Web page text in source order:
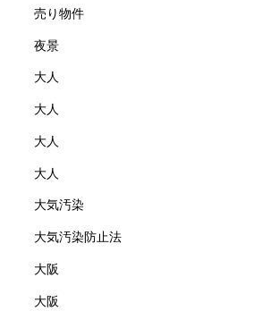
売り物件
夜景
大人
大人
大人
大人
大気汚染
大気汚染防止法
大阪
大阪